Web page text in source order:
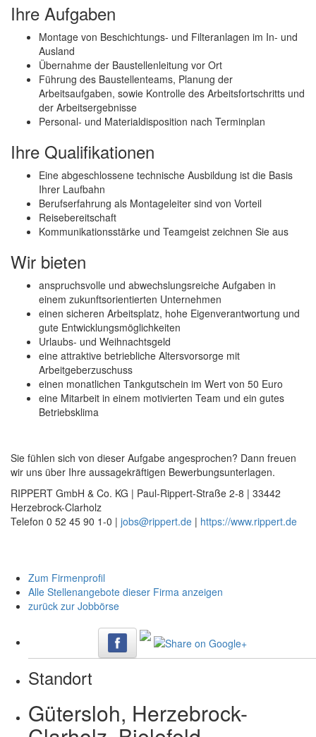
Ihre Aufgaben
Montage von Beschichtungs- und Filteranlagen im In- und
Ausland
Übernahme der Baustellenleitung vor Ort
Führung des Baustellenteams, Planung der
Arbeitsaufgaben, sowie Kontrolle des Arbeitsfortschritts und
der Arbeitsergebnisse
Personal- und Materialdisposition nach Terminplan
Ihre Qualifikationen
Eine abgeschlossene technische Ausbildung ist die Basis
Ihrer Laufbahn
Berufserfahrung als Montageleiter sind von Vorteil
Reisebereitschaft
Kommunikationsstärke und Teamgeist zeichnen Sie aus
Wir bieten
anspruchsvolle und abwechslungsreiche Aufgaben in
einem zukunftsorientierten Unternehmen
einen sicheren Arbeitsplatz, hohe Eigenverantwortung und
gute Entwicklungsmöglichkeiten
Urlaubs- und Weihnachtsgeld
eine attraktive betriebliche Altersvorsorge mit
Arbeitgeberzuschuss
einen monatlichen Tankgutschein im Wert von 50 Euro
eine Mitarbeit in einem motivierten Team und ein gutes
Betriebsklima
Sie fühlen sich von dieser Aufgabe angesprochen? Dann freuen
wir uns über Ihre aussagekräftigen Bewerbungsunterlagen.
RIPPERT GmbH & Co. KG | Paul-Rippert-Straße 2-8 | 33442
Herzebrock-Clarholz
Telefon 0 52 45 90 1-0 | jobs@rippert.de | https://www.rippert.de
Zum Firmenprofil
Alle Stellenangebote dieser Firma anzeigen
zurück zur Jobbörse
Standort
Gütersloh, Herzebrock-